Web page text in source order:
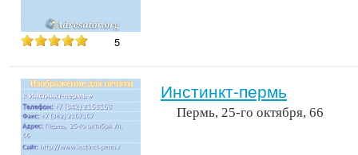
5
Инстинкт-пермь
Пермь, 25-го октября, 66